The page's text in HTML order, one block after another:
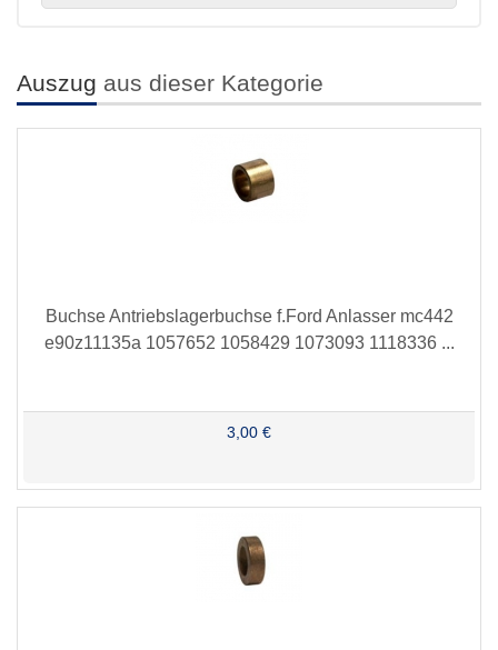
Auszug aus dieser Kategorie
Buchse Antriebslagerbuchse f.Ford Anlasser mc442
e90z11135a 1057652 1058429 1073093 1118336 ...
3,00 €